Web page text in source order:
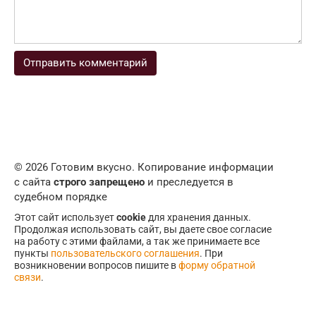
© 2026 Готовим вкусно. Копирование информации
с сайта строго запрещено и преследуется в
судебном порядке
Этот сайт используетcookieдля хранения данных.
Продолжая использовать сайт, вы даете свое согласие
на работу с этими файлами, а так же принимаете все
пункты пользовательского соглашения. При
возникновении вопросов пишите вформу обратной
связи.